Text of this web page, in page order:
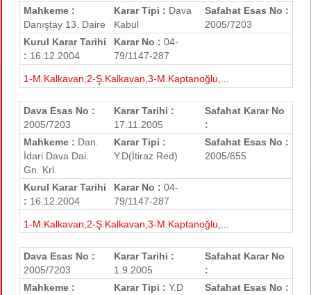
Mahkeme :
Danıştay 13. Daire
Karar Tipi : Dava
Kabul
Safahat Esas No :
2005/7203
Kurul Karar Tarihi
: 16.12.2004
Karar No : 04-
79/1147-287
1-M.Kalkavan,2-Ş.Kalkavan,3-M.Kaptanoğlu,...
Dava Esas No :
2005/7203
Karar Tarihi :
17.11.2005
Safahat Karar No
:
Mahkeme : Dan.
İdari Dava Dai.
Gn. Krl.
Karar Tipi :
Y.D(İtiraz Red)
Safahat Esas No :
2005/655
Kurul Karar Tarihi
: 16.12.2004
Karar No : 04-
79/1147-287
1-M.Kalkavan,2-Ş.Kalkavan,3-M.Kaptanoğlu,...
Dava Esas No :
2005/7203
Karar Tarihi :
1.9.2005
Safahat Karar No
:
Mahkeme :
Karar Tipi : Y.D
Safahat Esas No :